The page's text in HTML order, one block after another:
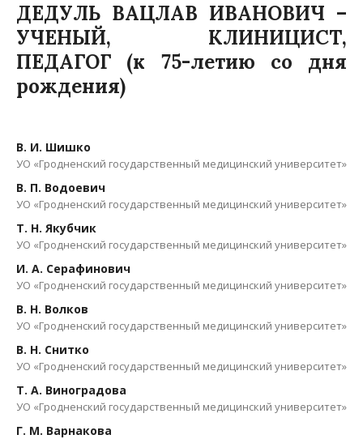
ДЕДУЛЬ ВАЦЛАВ ИВАНОВИЧ –
УЧЕНЫЙ, КЛИНИЦИСТ,
ПЕДАГОГ (к 75-летию со дня
рождения)
В. И. Шишко
УО «Гродненский государственный медицинский университет»
В. П. Водоевич
УО «Гродненский государственный медицинский университет»
Т. Н. Якубчик
УО «Гродненский государственный медицинский университет»
И. А. Серафинович
УО «Гродненский государственный медицинский университет»
В. Н. Волков
УО «Гродненский государственный медицинский университет»
В. Н. Снитко
УО «Гродненский государственный медицинский университет»
Т. А. Виноградова
УО «Гродненский государственный медицинский университет»
Г. М. Варнакова